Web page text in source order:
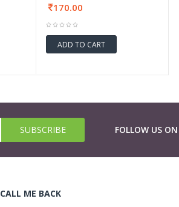
170.00
ADD TO CART
FOLLOW US ON
CALL ME BACK